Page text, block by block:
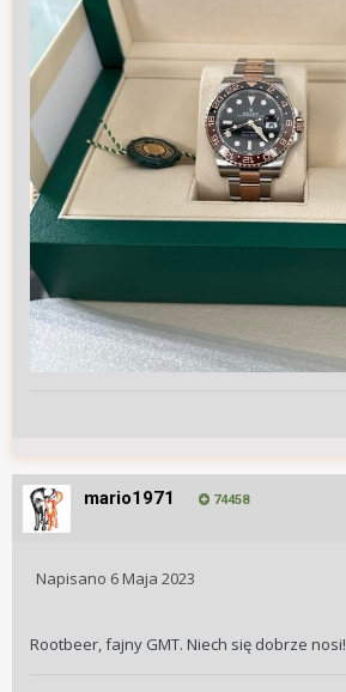
mario1971 74458
Napisano 6 Maja 2023
Rootbeer, fajny GMT. Niech się dobrze nosi!